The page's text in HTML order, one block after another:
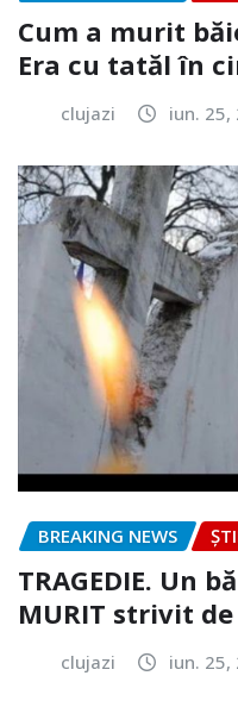
Cum a murit
Era cu tatăl în
clujazi iun. 25,
BREAKING NEWS
TRAGEDIE. Un
MURIT strivit
clujazi iun. 25,